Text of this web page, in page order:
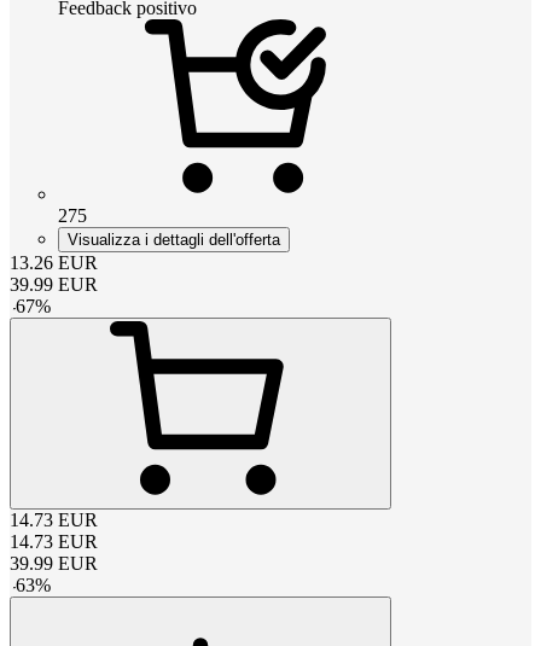
Feedback positivo
275
Visualizza i dettagli dell'offerta
13.26 EUR
39.99 EUR
-67%
14.73 EUR
14.73 EUR
39.99 EUR
-63%